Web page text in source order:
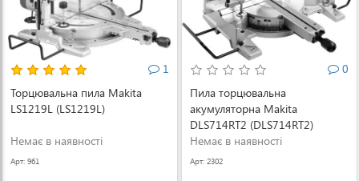
1
Торцювальна пила Makita
LS1219L (LS1219L)
Немає в наявності
Арт: 961
0
Пила торцювальна
акумуляторна Makita
DLS714RT2 (DLS714RT2)
Немає в наявності
Арт: 2302